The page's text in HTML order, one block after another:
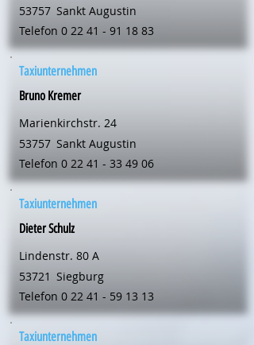
53757 Sankt Augustin
Telefon 0 22 41 - 91 18 83
Taxiunternehmen
Bruno Kremer
Marienkirchstr. 24
53757 Sankt Augustin
Telefon 0 22 41 - 33 49 06
Taxiunternehmen
Dieter Schulz
Lindenstr. 80 A
53721 Siegburg
Telefon 0 22 41 - 59 13 13
Taxiunternehmen